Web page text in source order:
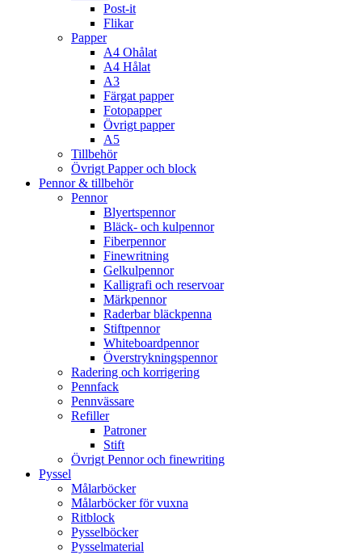
Post-it
Flikar
Papper
A4 Ohålat
A4 Hålat
A3
Färgat papper
Fotopapper
Övrigt papper
A5
Tillbehör
Övrigt Papper och block
Pennor & tillbehör
Pennor
Blyertspennor
Bläck- och kulpennor
Fiberpennor
Finewritning
Gelkulpennor
Kalligrafi och reservoar
Märkpennor
Raderbar bläckpenna
Stiftpennor
Whiteboardpennor
Överstrykningspennor
Radering och korrigering
Pennfack
Pennvässare
Refiller
Patroner
Stift
Övrigt Pennor och finewriting
Pyssel
Målarböcker
Målarböcker för vuxna
Ritblock
Pysselböcker
Pysselmaterial